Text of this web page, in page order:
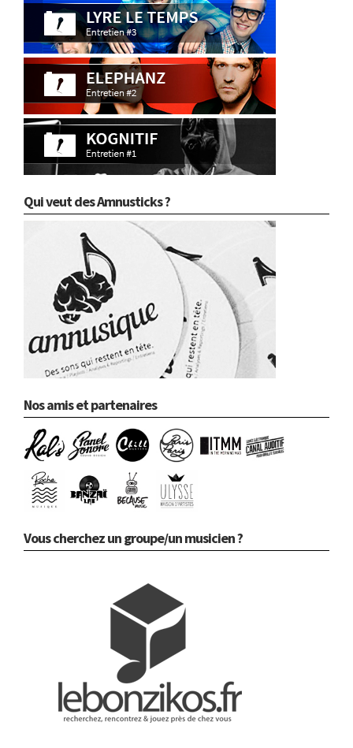
Qui veut des Amnusticks ?
Nos amis et partenaires
Vous cherchez un groupe/un musicien ?